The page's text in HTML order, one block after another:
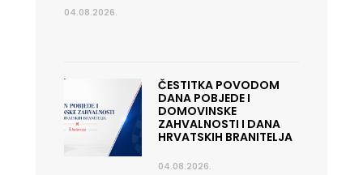
04.08.2026.
ČESTITKA POVODOM
DANA POBJEDE I
DOMOVINSKE
ZAHVALNOSTI I DANA
HRVATSKIH BRANITELJA
04.08.2026.